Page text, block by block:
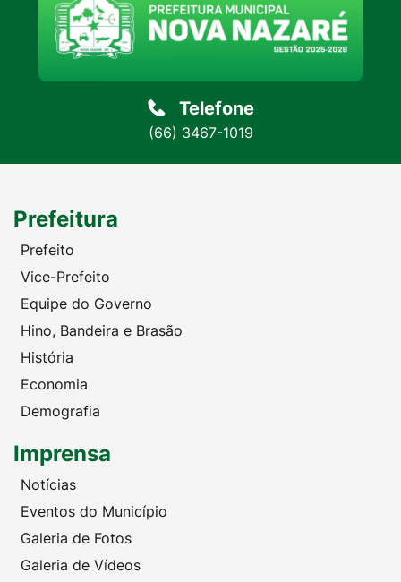
Telefone
(66) 3467-1019
Prefeitura
Prefeito
Vice-Prefeito
Equipe do Governo
Hino, Bandeira e Brasão
História
Economia
Demografia
Imprensa
Notícias
Eventos do Município
Galeria de Fotos
Galeria de Vídeos